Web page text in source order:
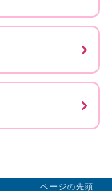
ページの先頭